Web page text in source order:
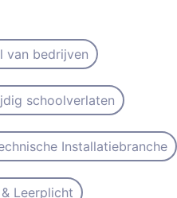
van bedrijven
schoolverlaten
Installatiebranche
Leerplicht